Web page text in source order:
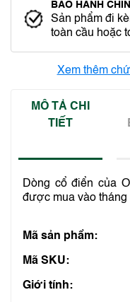
BẢO HÀNH
Sản phẩm đi
toàn cầu hoặc
Xem thêm
MÔ TẢ CHI
TIẾT
Dòng cổ điển của
được mua vào tháng
Mã sản phẩm:
Mã SKU:
Giới tính: